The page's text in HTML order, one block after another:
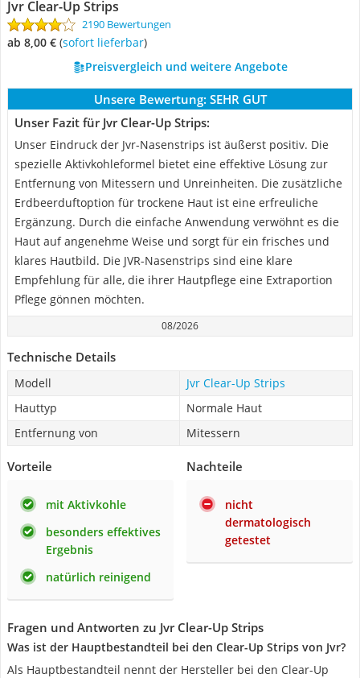
Jvr Clear-Up Strips
2190 Bewertungen
ab 8,00 € ( Sofort lieferbar)
Preisvergleich und weitere Angebote
Unsere Bewertung: SEHR GUT
Unser Fazit für Jvr Clear-Up Strips:
Unser Eindruck der Jvr-Nasenstrips ist äußerst positiv. Die
spezielle Aktivkohleformel bietet eine effektive Lösung zur
Entfernung von Mitessern und Unreinheiten. Die zusätzliche
Erdbeerduftoption für trockene Haut ist eine erfreuliche
Ergänzung. Durch die einfache Anwendung verwöhnt es die
Haut auf angenehme Weise und sorgt für ein frisches und
klares Hautbild. Die JVR-Nasenstrips sind eine klare
Empfehlung für alle, die ihrer Hautpflege eine Extraportion
Pflege gönnen möchten.
08/2026
Technische Details
Modell
Jvr Clear-Up Strips
Hauttyp
Normale Haut
Entfernung von
Mitessern
Vorteile
mit Aktivkohle
besonders effektives
Ergebnis
natürlich reinigend
Nachteile
nicht
dermatologisch
getestet
Fragen und Antworten zu Jvr Clear-Up Strips
Was ist der Hauptbestandteil bei den Clear-Up Strips von Jvr?
Als Hauptbestandteil nennt der Hersteller bei den Clear-Up